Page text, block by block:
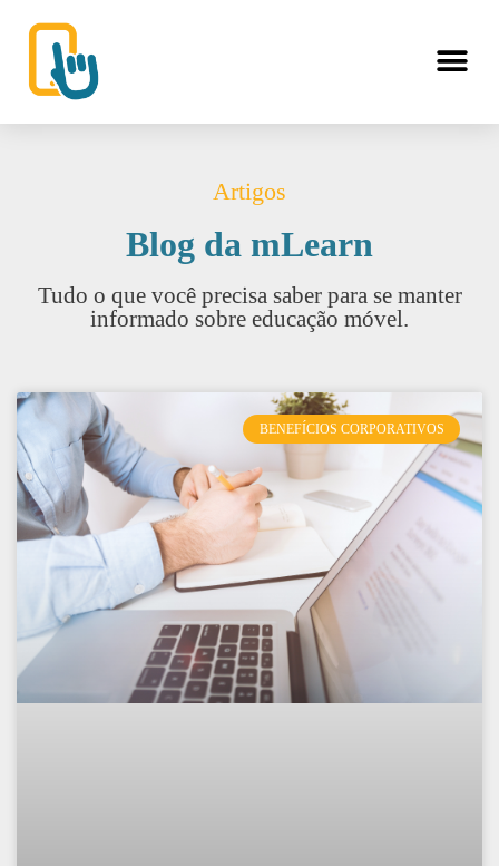
Artigos
Blog da mLearn
Tudo o que você precisa saber para se manter
informado sobre educação móvel.
BENEFÍCIOS CORPORATIVOS